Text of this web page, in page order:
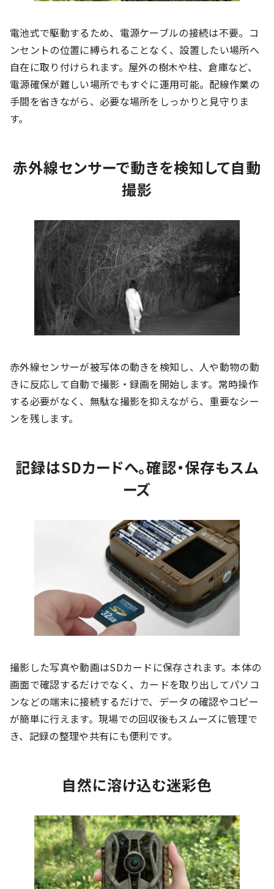
電池式で駆動するため、電源ケーブルの接続は不要。コ
ンセントの位置に縛られることなく、設置したい場所へ
自在に取り付けられます。屋外の樹木や柱、倉庫など、
電源確保が難しい場所でもすぐに運用可能。配線作業の
手間を省きながら、必要な場所をしっかりと見守りま
す。
赤外線センサーで動きを検知して自動
撮影
赤外線センサーが被写体の動きを検知し、人や動物の動
きに反応して自動で撮影・録画を開始します。常時操作
する必要がなく、無駄な撮影を抑えながら、重要なシー
ンを残します。
記録はSDカードへ。確認・保存もスム
ーズ
撮影した写真や動画はSDカードに保存されます。本体の
画面で確認するだけでなく、カードを取り出してパソコ
ンなどの端末に接続するだけで、データの確認やコピー
が簡単に行えます。現場での回収後もスムーズに管理で
き、記録の整理や共有にも便利です。
自然に溶け込む迷彩色